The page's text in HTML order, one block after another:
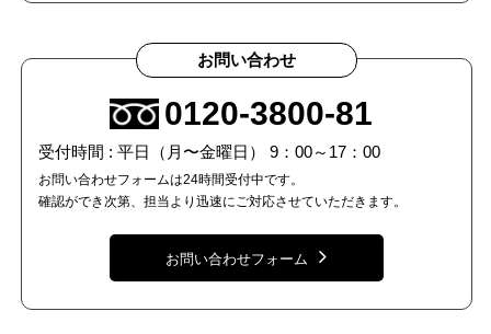
お問い合わせ
0120-3800-81
受付時間 : 平日（月〜金曜日） 9：00～17：00
お問い合わせフォームは24時間受付中です。
確認ができ次第、担当より迅速にご対応させていただきます。
お問い合わせフォーム